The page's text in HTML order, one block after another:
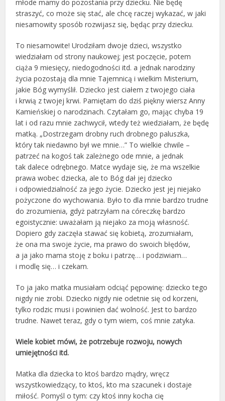
młode mamy do pozostania przy dziecku. Nie będę
straszyć, co może się stać, ale chcę raczej wykazać, w jaki
niesamowity sposób rozwijasz się, będąc przy dziecku.
To niesamowite! Urodziłam dwoje dzieci, wszystko
wiedziałam od strony naukowej; jest poczęcie, potem
ciąża 9 miesięcy, niedogodności itd. a jednak narodziny
życia pozostają dla mnie Tajemnicą i wielkim Misterium,
jakie Bóg wymyślił. Dziecko jest ciałem z twojego ciała
i krwią z twojej krwi. Pamiętam do dziś piękny wiersz Anny
Kamieńskiej o narodzinach. Czytałam go, mając chyba 19
lat i od razu mnie zachwycił, wtedy też wiedziałam, że będę
matką. „Dostrzegam drobny ruch drobnego paluszka,
który tak niedawno był we mnie…” To wielkie chwile –
patrzeć na kogoś tak zależnego ode mnie, a jednak
tak dalece odrębnego. Matce wydaje się, że ma wszelkie
prawa wobec dziecka, ale to Bóg dał jej dziecko
i odpowiedzialność za jego życie. Dziecko jest jej niejako
pożyczone do wychowania. Było to dla mnie bardzo trudne
do zrozumienia, gdyż patrzyłam na córeczkę bardzo
egoistycznie: uważałam ją niejako za moją własność.
Dopiero gdy zaczęła stawać się kobietą, zrozumiałam,
że ona ma swoje życie, ma prawo do swoich błędów,
a ja jako mama stoję z boku i patrzę… i podziwiam…
i modlę się… i czekam.
To ja jako matka musiałam odciąć pępowinę: dziecko tego
nigdy nie zrobi. Dziecko nigdy nie odetnie się od korzeni,
tylko rodzic musi i powinien dać wolność. Jest to bardzo
trudne. Nawet teraz, gdy o tym wiem, coś mnie zatyka.
Wiele kobiet mówi, że potrzebuje rozwoju, nowych
umiejętności itd.
Matka dla dziecka to ktoś bardzo mądry, wręcz
wszystkowiedzący, to ktoś, kto ma szacunek i dostaje
miłość. Pomyśl o tym: czy ktoś inny kocha cię